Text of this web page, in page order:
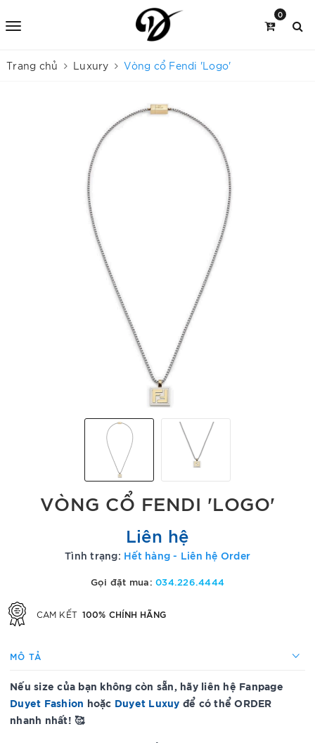
0
Trang chủ Luxury Vòng cổ Fendi 'Logo'
VÒNG CỔ FENDI 'LOGO'
Liên hệ
Tình trạng: Hết hàng - Liên hệ Order
Gọi đặt mua:034.226.4444
CAM KẾT 100% CHÍNH HÃNG
MÔ TẢ
Nếu size của bạn không còn sẵn, hãy liên hệ Fanpage
Duyet Fashion hoặc Duyet Luxuy để có thể ORDER
nhanh nhất! 🥰